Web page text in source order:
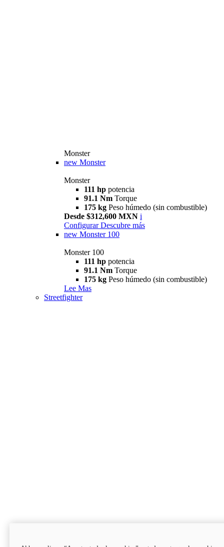
Monster
new Monster
Monster
111 hp potencia
91.1 Nm Torque
175 kg Peso húmedo (sin combustible)
Desde $312,600 MXN i
Configurar Descubre más
new Monster 100
Monster 100
111 hp potencia
91.1 Nm Torque
175 kg Peso húmedo (sin combustible)
Lee Mas
Streetfighter